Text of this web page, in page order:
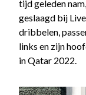
tijd geleden
geslaagd bij
dribbelen,
links en zijn
in Qatar 2022.